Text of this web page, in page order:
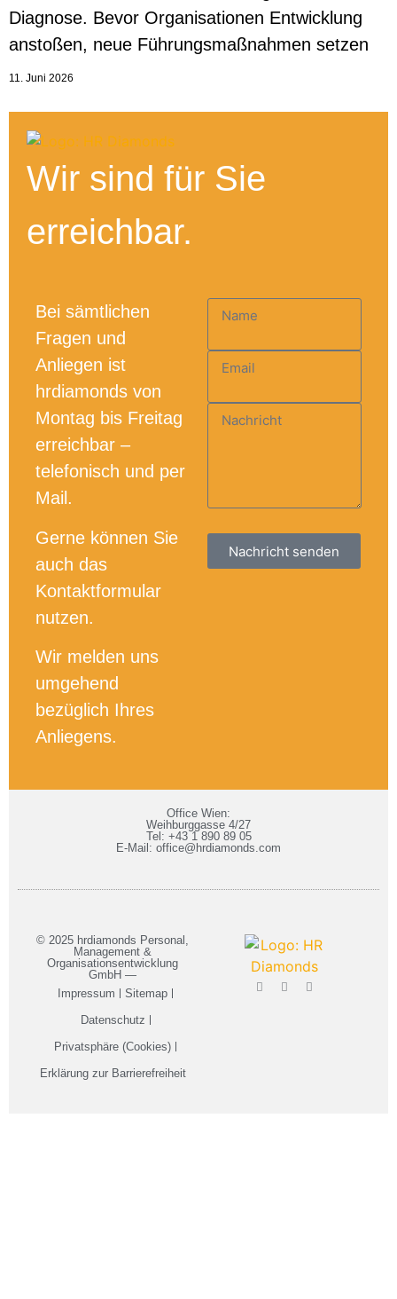
Diagnose. Bevor Organisationen Entwicklung
anstoßen, neue Führungsmaßnahmen setzen
11. Juni 2026
Wir sind für Sie
erreichbar.
Bei sämtlichen
Fragen und
Anliegen ist
hrdiamonds von
Montag bis Freitag
erreichbar –
telefonisch und per
Mail.
Gerne können Sie
auch das
Kontaktformular
nutzen.
Wir melden uns
umgehend
bezüglich Ihres
Anliegens.
Name
Email
Nachricht
Nachricht senden
Office Wien:
Weihburggasse 4/27
Tel: +43 1 890 89 05
E-Mail: office@hrdiamonds.com
© 2025 hrdiamonds Personal,
Management &
Organisationsentwicklung
GmbH —
Impressum
Sitemap
Datenschutz
Privatsphäre (Cookies)
Erklärung zur Barrierefreiheit